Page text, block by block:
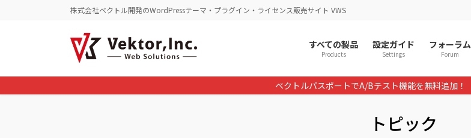
に
移
ョ
ン
株式会社ベクトル開発のWordPressテーマ・プラグイン・ライセンス販売サイト VWS
すべての製品
Products
設定ガイド
Settings
フォーラム
Forum
ベクトルパスポートでA/Bテスト機能を無料追加！
トピック